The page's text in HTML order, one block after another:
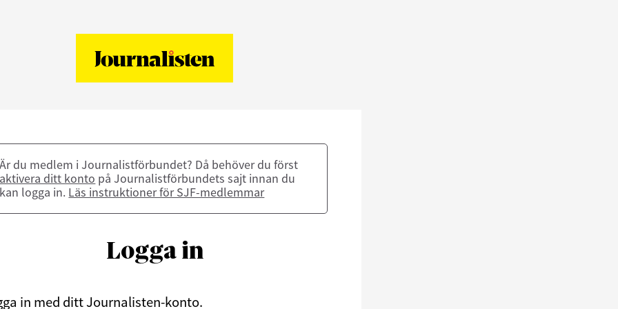
Är du medlem i Journalistförbundet? Då behöver du först
aktivera ditt konto på Journalistförbundets sajt innan du
kan logga in. Läs instruktioner för SJF-medlemmar
Logga in
in med ditt Journalisten-konto.